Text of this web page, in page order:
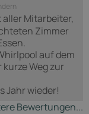
Mitarbeiter,
Zimmer
auf dem
Weg zur
Jahr wieder!
Bewertungen...